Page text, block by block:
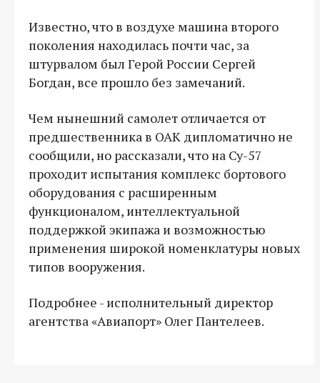
Известно, что в воздухе машина второго
поколения находилась почти час, за
штурвалом был Герой России Сергей
Богдан, все прошло без замечаний.
Чем нынешний самолет отличается от
предшественника в ОАК дипломатично не
сообщили, но рассказали, что на Су-57
проходит испытания комплекс бортового
оборудования с расширенным
функционалом, интеллектуальной
поддержкой экипажа и возможностью
применения широкой номенклатуры новых
типов вооружения.
Подробнее - исполнительный директор
агентства «Авиапорт» Олег Пантелеев.